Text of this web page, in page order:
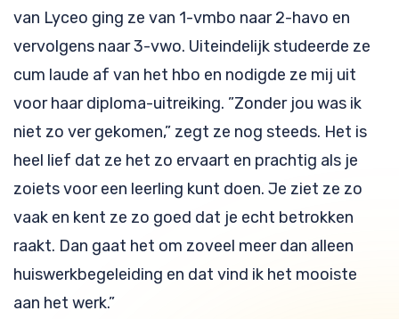
van Lyceo ging ze van 1-vmbo naar 2-havo en
vervolgens naar 3-vwo. Uiteindelijk studeerde ze
cum laude af van het hbo en nodigde ze mij uit
voor haar diploma-uitreiking. ”Zonder jou was ik
niet zo ver gekomen,” zegt ze nog steeds. Het is
heel lief dat ze het zo ervaart en prachtig als je
zoiets voor een leerling kunt doen. Je ziet ze zo
vaak en kent ze zo goed dat je echt betrokken
raakt. Dan gaat het om zoveel meer dan alleen
huiswerkbegeleiding en dat vind ik het mooiste
aan het werk.”